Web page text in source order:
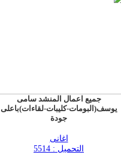
جميع اعمال المنشد سامى
يوسف(البومات-كليبات-لقاءات)باعلى
جودة
اغانى
التحميل : 5514